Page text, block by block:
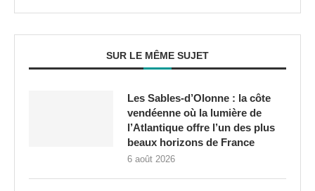
SUR LE MÊME SUJET
Les Sables-d’Olonne : la côte
vendéenne où la lumière de
l’Atlantique offre l’un des plus
beaux horizons de France
6 août 2026